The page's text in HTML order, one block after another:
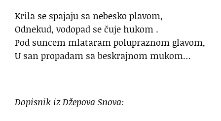
Krila se spajaju sa nebesko plavom,
Odnekud, vodopad se čuje hukom .
Pod suncem mlataram polupraznom glavom,
U san propadam sa beskrajnom mukom…
Dopisnik iz Džepova Snova: